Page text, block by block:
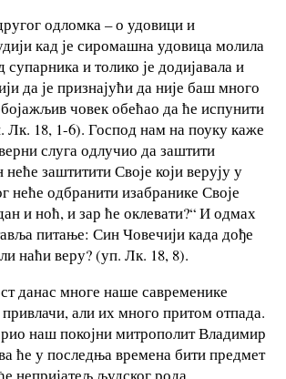
одломка – о удовици и
кад је сиромашна удовица молила
супарника и толико је додијавала и
да је признајући да није баш много
човек обећао да ће испунити
18, 1-6). Господ нам на поуку каже
слуга одлучио да заштити
заштитити Своје који верују у
неће одбранити изабранике Своје
и ноћ, и зар ће оклевати?“ И одмах
питање: Син Човечији када дође
наћи веру? (уп. Лк. 18, 8).
данас многе наше савременике
али их много притом отпада.
наш покојни митрополит Владимир
ће у последња времена бити предмет